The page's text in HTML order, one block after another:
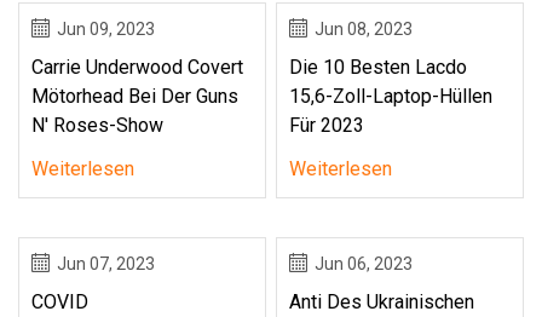
Jun 09, 2023
Carrie Underwood Covert
Mötorhead Bei Der Guns
N' Roses-Show
Weiterlesen
Jun 08, 2023
Die 10 Besten Lacdo
15,6-Zoll-Laptop-Hüllen
Für 2023
Weiterlesen
Jun 07, 2023
COVID
Jun 06, 2023
Anti Des Ukrainischen